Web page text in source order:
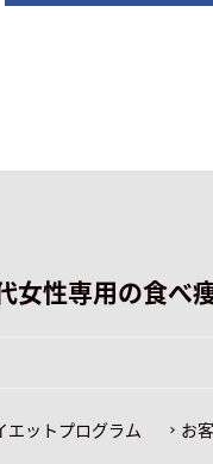
女性専用の食べ
エットプログラム お